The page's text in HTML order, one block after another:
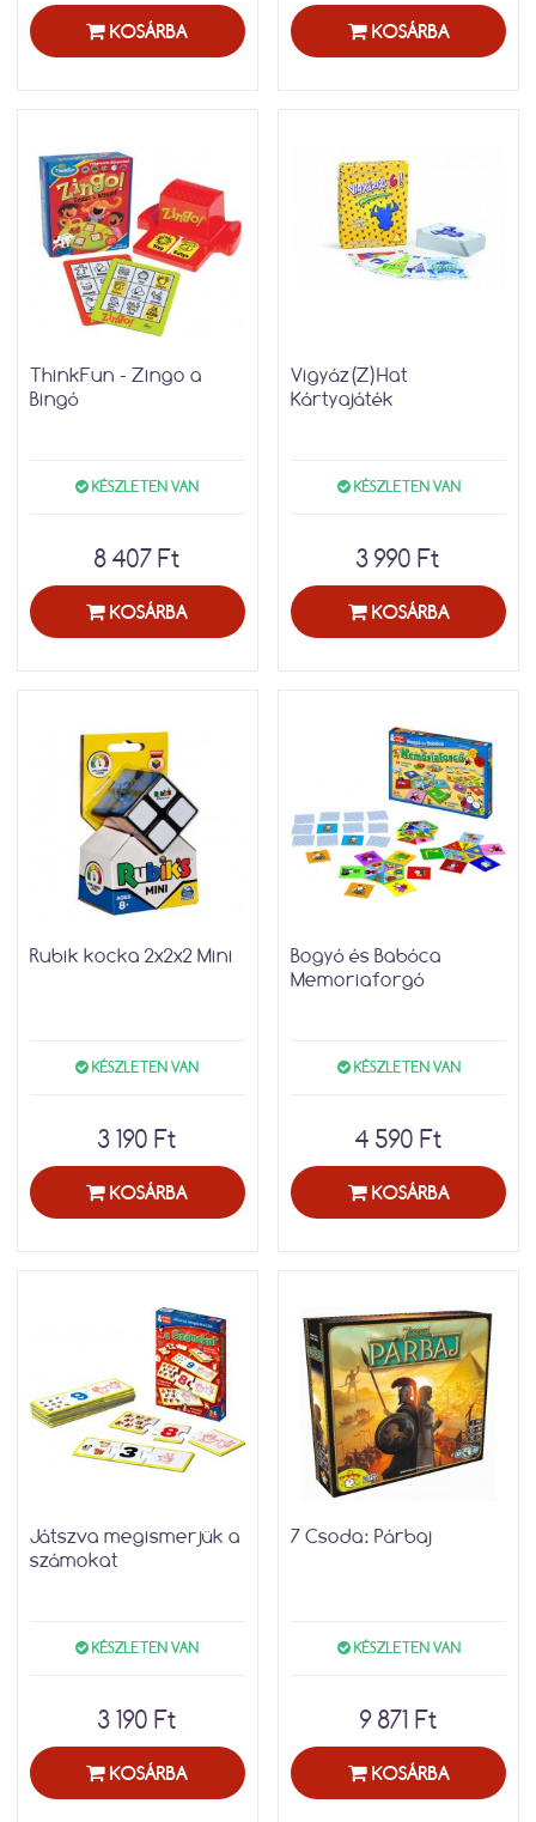
KOSÁRBA KOSÁRBA
ThinkFun - Zingo a
Bingó
KÉSZLETEN VAN
8 407 Ft
KOSÁRBA
Vigyáz(Z)Hat
Kártyajáték
KÉSZLETEN VAN
3 990 Ft
KOSÁRBA
Rubik kocka 2x2x2 Mini
KÉSZLETEN VAN
3 190 Ft
KOSÁRBA
Bogyó és Babóca
Memoriaforgó
KÉSZLETEN VAN
4 590 Ft
KOSÁRBA
Játszva megismerjük a
számokat
KÉSZLETEN VAN
3 190 Ft
KOSÁRBA
7 Csoda: Párbaj
KÉSZLETEN VAN
9 871 Ft
KOSÁRBA